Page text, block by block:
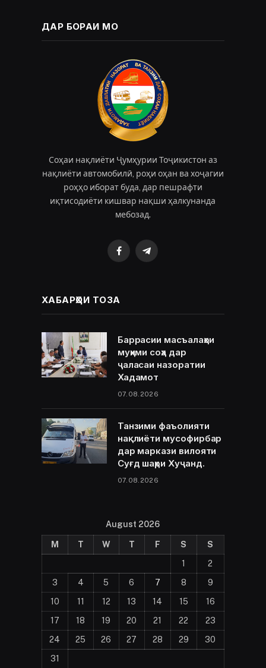
ДАР БОРАИ МО
Соҳаи нақлиёти Ҷумҳурии Тоҷикистон аз
нақлиёти автомобилӣ, роҳи оҳан ва хоҷагии
роҳҳо иборат буда, дар пешрафти
иқтисодиёти кишвар нақши ҳалкунанда
мебозад.
FacebookTelegram
ХАБАРҲОИ ТОЗА
Баррасии масъалаҳои
муҳими соҳа дар
ҷаласаи назоратии
Хадамот
07.08.2026
Танзими фаъолияти
нақлиёти мусофирбар
дар маркази вилояти
Суғд шаҳри Хуҷанд.
07.08.2026
August 2026
M T W T F S
S
1
2
3
4 5 6 7 8
9
10
11 12 13 14 15
16
17
18 19 20 21 22
23
24
25 26 27 28 29
30
31